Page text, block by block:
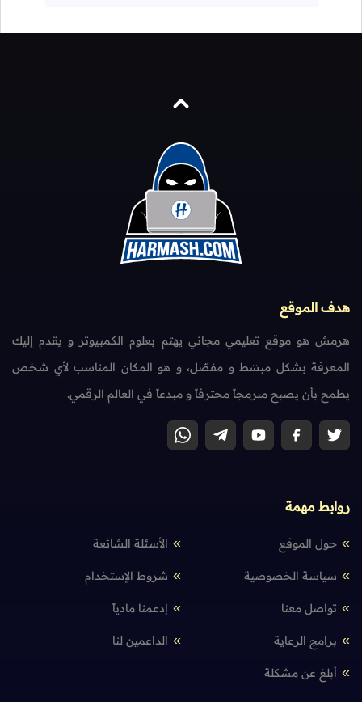
هدف الموقع
هرمش هو موقع تعليمي مجاني يهتم بعلوم الكمبيوتر و يقدم إليك
المعرفة بشكل مبسّط و مفصّل، و هو المكان المناسب لأي شخص
يطمح بأن يصبح مبرمجاً محترفاً و مبدعاً في العالم الرقمي.
روابط مهمة
حول الموقع الأسئلة الشائعة
سياسة الخصوصية شروط الإستخدام
تواصل معنا إدعمنا مادياً
برامج الرعاية الداعمين لنا
أبلغ عن مشكلة